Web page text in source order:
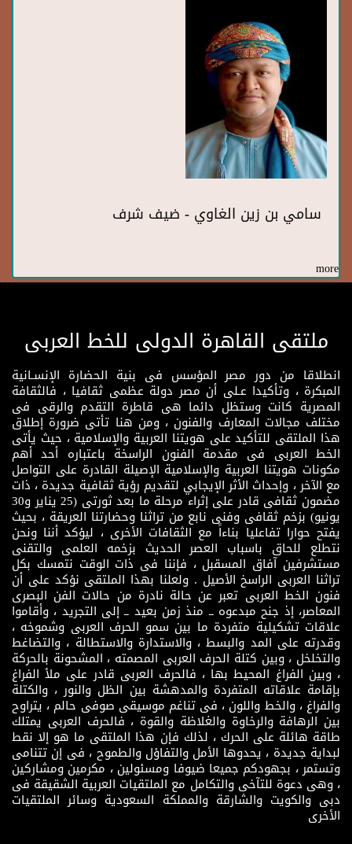
سامي بن زين الغاوي - ضيف شرف
more
ملتقى القاهرة الدولى للخط العربى
انطلاقا من دور مصر المؤسس فى بنية الحضارة الإنسـانية
المبكرة ، وتأكيدا عـلى أن مصر دولة عظمى ثقافيا ، فالثقافة
المصرية كانت وستظل دائما هى قاطرة التقدم والرقى فى
مختلف مجالات المعارف والفنون ، ومن هنا تأتى ضرورة إطلاق
هذا الملتقى للتأكيد على هويتنا العربية والإسلامية ، حيث يأتى
الخط العربى فى مقدمة الفنون الراسخة باعتباره أحد أهم
مكونات هويتنا العربية والإسلامية الإصيلة القادرة على التواصل
مع الآخر ، وإحداث الأثر الإيجابي لتقديم رؤية ثقافية جديدة ، ذات
مضمون ثقافى قادر على إثراء مرحلة ما بعد ثورتى (25 يناير و30
يونيو) بزخم ثقافى وفنى نابع من تراثنا وحضارتنا العريقة ، بحيث
يفتح حوارا تفاعليا بناءاً مع الثقافات الأخرى ، ليؤكد أننا ونحن
نتطلع للحاق باسباب العصر الحديث بزخمه العلمى والتقنى
مستشرفين آفاق المسقبل ، فإننا فى ذات الوقت نتمسك بكل
تراثنا العربى الراسخ الأصيل . ولعلنا بهذا الملتقى نؤكد على أن
فنون الخط العربى تعبر عن حالة نادرة من حالات الفن البصرى
المعاصر، إذ جنح مبدعوه ــ منذ زمن بعيد ــ إلى التجريد ، وأقاموا
علاقات تشكيلية متفردة ما بين سمو الحرف العربى وشموخه ،
وقدرته على المد والبسط ، والاستدارة والاستطالة ، والتضاغط
والتخلخل ، وبين كتلة الحرف العربى المصمته ، المشحونة بالحركة
، وبين الفراغ المحيط بها ، فالحرف العربى قادر على ملأ الفراغ
بإقامة علاقاته المتفردة والمدهشة بين الظل والنور ، والكتلة
والفراغ ، والخط واللون ، فى تناغم موسيقى صوفى حالم ، يتراوح
بين الرهافة والرخاوة والغلاظة والقوة ، فالحرف العربى يمتلك
طاقة هائلة على الحرك ، لذلك فإن هذا الملتقى ما هو إلا نقط
لبداية جديدة ، يحدوها الأمل والتفاؤل والطموح ، فى إن تتنامى
وتستمر ، بجهودكم جميعا ضيوفا ومسئولين ، مكرمين ومشاركين
، وهى دعوة للتآخى والتكامل مع الملتقيات العربية الشقيقة فى
دبى والكويت والشارقة والمملكة السعودية وسائر الملتقيات
الأخرى